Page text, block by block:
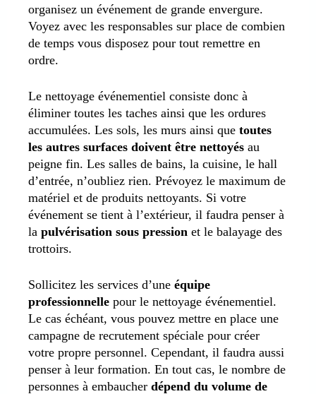
organisez un événement de grande envergure.
Voyez avec les responsables sur place de combien
de temps vous disposez pour tout remettre en
ordre.
Le nettoyage événementiel consiste donc à
éliminer toutes les taches ainsi que les ordures
accumulées. Les sols, les murs ainsi que toutes
les autres surfaces doivent être nettoyés au
peigne fin. Les salles de bains, la cuisine, le hall
d’entrée, n’oubliez rien. Prévoyez le maximum de
matériel et de produits nettoyants. Si votre
événement se tient à l’extérieur, il faudra penser à
la pulvérisation sous pression et le balayage des
trottoirs.
Sollicitez les services d’une équipe
professionnelle pour le nettoyage événementiel.
Le cas échéant, vous pouvez mettre en place une
campagne de recrutement spéciale pour créer
votre propre personnel. Cependant, il faudra aussi
penser à leur formation. En tout cas, le nombre de
personnes à embaucher dépend du volume de